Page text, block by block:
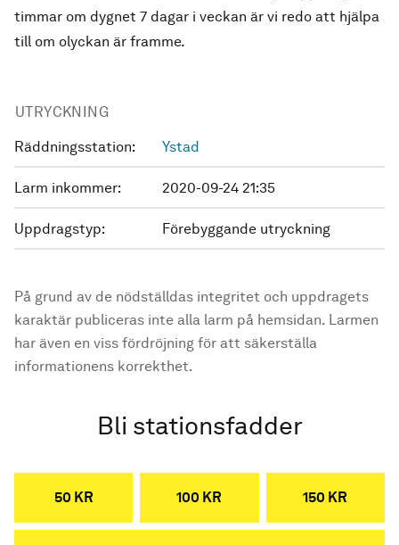
timmar om dygnet 7 dagar i veckan är vi redo att hjälpa
till om olyckan är framme.
UTRYCKNING
Räddningsstation: Ystad
Larm inkommer: 2020-09-24 21:35
Uppdragstyp: Förebyggande utryckning
På grund av de nödställdas integritet och uppdragets
karaktär publiceras inte alla larm på hemsidan. Larmen
har även en viss fördröjning för att säkerställa
informationens korrekthet.
Bli stationsfadder
50 KR 100 KR 150 KR